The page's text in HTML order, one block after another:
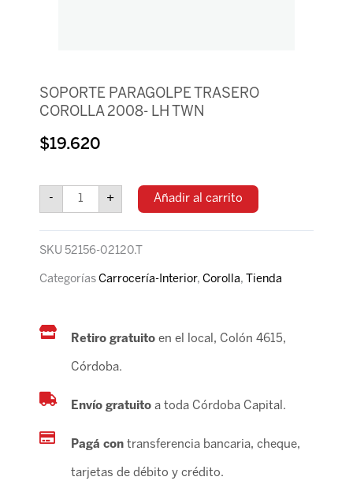
SOPORTE PARAGOLPE TRASERO
COROLLA 2008- LH TWN
$19.620
-
PARAGOLPE
TRASERO
2008-
LH
TWN
+ Añadir al carrito
SKU 52156-02120.T
Categorías Carrocería-Interior, Corolla, Tienda
Retiro gratuito en el local, Colón 4615,
Córdoba.
Envío gratuitoa toda Córdoba Capital.
Pagá contransferencia bancaria, cheque,
tarjetas de débito y crédito.